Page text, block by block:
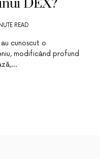
DEX?
READ
cunoscut o
modificând profund